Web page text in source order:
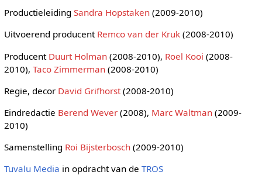
Productieleiding Sandra Hopstaken(2009-2010)
Uitvoerend producent Remco van der Kruk(2008-2010)
Producent Duurt Holman(2008-2010), Roel Kooi (2008-
2010), Taco Zimmerman(2008-2010)
Regie, decor David Grifhorst(2008-2010)
Eindredactie Berend Wever(2008), Marc Waltman(2009-
2010)
Samenstelling Roi Bijsterbosch(2009-2010)
Tuvalu Media in opdracht van de TROS